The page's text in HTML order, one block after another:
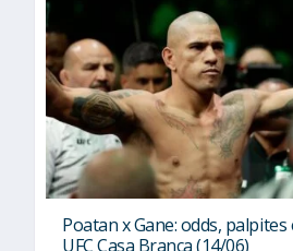
Poatan x Gane: odds,
UFC Casa Branca (14/06)